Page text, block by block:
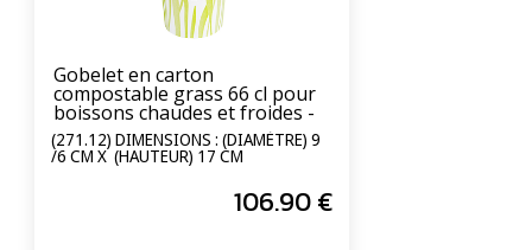
Gobelet en carton
compostable grass 66 cl pour
boissons chaudes et froides -
carton de 1000 unités
(271.12) DIMENSIONS : (DIAMÈTRE) 9
/6 CM X (HAUTEUR) 17 CM
106.90€